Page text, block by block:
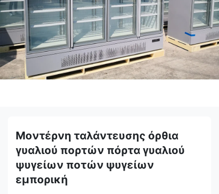
Μοντέρνη ταλάντευσης όρθια
γυαλιού πορτών πόρτα γυαλιού
ψυγείων ποτών ψυγείων
εμπορική